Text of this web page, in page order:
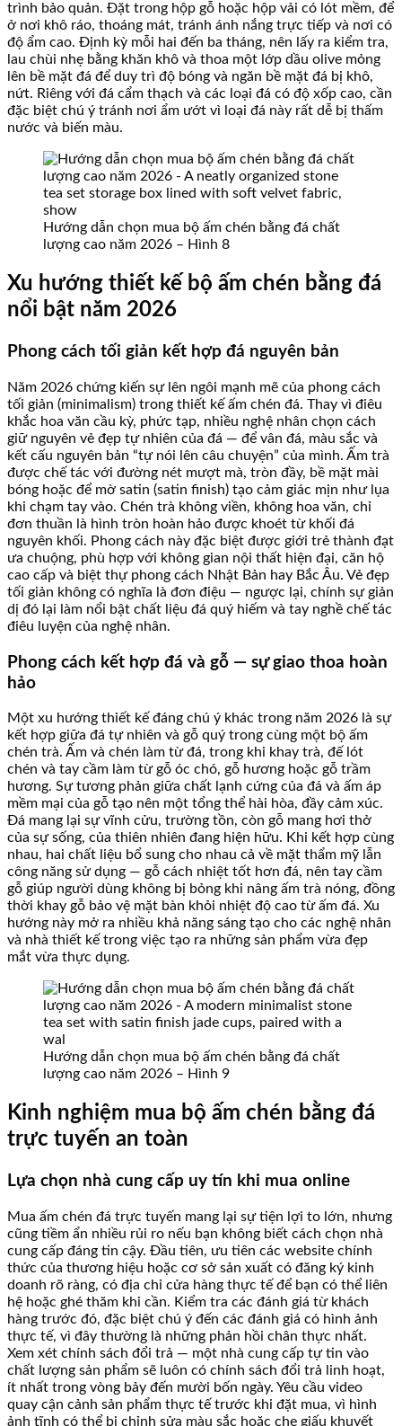
trình bảo quản. Đặt trong hộp gỗ hoặc hộp vải có lót mềm, để
ở nơi khô ráo, thoáng mát, tránh ánh nắng trực tiếp và nơi có
độ ẩm cao. Định kỳ mỗi hai đến ba tháng, nên lấy ra kiểm tra,
lau chùi nhẹ bằng khăn khô và thoa một lớp dầu olive mỏng
lên bề mặt đá để duy trì độ bóng và ngăn bề mặt đá bị khô,
nứt. Riêng với đá cẩm thạch và các loại đá có độ xốp cao, cần
đặc biệt chú ý tránh nơi ẩm ướt vì loại đá này rất dễ bị thấm
nước và biến màu.
Hướng dẫn chọn mua bộ ấm chén bằng đá chất
lượng cao năm 2026 – Hình 8
Xu hướng thiết kế bộ ấm chén bằng đá
nổi bật năm 2026
Phong cách tối giản kết hợp đá nguyên bản
Năm 2026 chứng kiến sự lên ngôi mạnh mẽ của phong cách
tối giản (minimalism) trong thiết kế ấm chén đá. Thay vì điêu
khắc hoa văn cầu kỳ, phức tạp, nhiều nghệ nhân chọn cách
giữ nguyên vẻ đẹp tự nhiên của đá — để vân đá, màu sắc và
kết cấu nguyên bản “tự nói lên câu chuyện” của mình. Ấm trà
được chế tác với đường nét mượt mà, tròn đầy, bề mặt mài
bóng hoặc để mờ satin (satin finish) tạo cảm giác mịn như lụa
khi chạm tay vào. Chén trà không viền, không hoa văn, chỉ
đơn thuần là hình tròn hoàn hảo được khoét từ khối đá
nguyên khối. Phong cách này đặc biệt được giới trẻ thành đạt
ưa chuộng, phù hợp với không gian nội thất hiện đại, căn hộ
cao cấp và biệt thự phong cách Nhật Bản hay Bắc Âu. Vẻ đẹp
tối giản không có nghĩa là đơn điệu — ngược lại, chính sự giản
dị đó lại làm nổi bật chất liệu đá quý hiếm và tay nghề chế tác
điêu luyện của nghệ nhân.
Phong cách kết hợp đá và gỗ — sự giao thoa hoàn
hảo
Một xu hướng thiết kế đáng chú ý khác trong năm 2026 là sự
kết hợp giữa đá tự nhiên và gỗ quý trong cùng một bộ ấm
chén trà. Ấm và chén làm từ đá, trong khi khay trà, đế lót
chén và tay cầm làm từ gỗ óc chó, gỗ hương hoặc gỗ trầm
hương. Sự tương phản giữa chất lạnh cứng của đá và ấm áp
mềm mại của gỗ tạo nên một tổng thể hài hòa, đầy cảm xúc.
Đá mang lại sự vĩnh cửu, trường tồn, còn gỗ mang hơi thở
của sự sống, của thiên nhiên đang hiện hữu. Khi kết hợp cùng
nhau, hai chất liệu bổ sung cho nhau cả về mặt thẩm mỹ lẫn
công năng sử dụng — gỗ cách nhiệt tốt hơn đá, nên tay cầm
gỗ giúp người dùng không bị bỏng khi nâng ấm trà nóng, đồng
thời khay gỗ bảo vệ mặt bàn khỏi nhiệt độ cao từ ấm đá. Xu
hướng này mở ra nhiều khả năng sáng tạo cho các nghệ nhân
và nhà thiết kế trong việc tạo ra những sản phẩm vừa đẹp
mắt vừa thực dụng.
Hướng dẫn chọn mua bộ ấm chén bằng đá chất
lượng cao năm 2026 – Hình 9
Kinh nghiệm mua bộ ấm chén bằng đá
trực tuyến an toàn
Lựa chọn nhà cung cấp uy tín khi mua online
Mua ấm chén đá trực tuyến mang lại sự tiện lợi to lớn, nhưng
cũng tiềm ẩn nhiều rủi ro nếu bạn không biết cách chọn nhà
cung cấp đáng tin cậy. Đầu tiên, ưu tiên các website chính
thức của thương hiệu hoặc cơ sở sản xuất có đăng ký kinh
doanh rõ ràng, có địa chỉ cửa hàng thực tế để bạn có thể liên
hệ hoặc ghé thăm khi cần. Kiểm tra các đánh giá từ khách
hàng trước đó, đặc biệt chú ý đến các đánh giá có hình ảnh
thực tế, vì đây thường là những phản hồi chân thực nhất.
Xem xét chính sách đổi trả — một nhà cung cấp tự tin vào
chất lượng sản phẩm sẽ luôn có chính sách đổi trả linh hoạt,
ít nhất trong vòng bảy đến mười bốn ngày. Yêu cầu video
quay cận cảnh sản phẩm thực tế trước khi đặt mua, vì hình
ảnh tĩnh có thể bị chỉnh sửa màu sắc hoặc che giấu khuyết